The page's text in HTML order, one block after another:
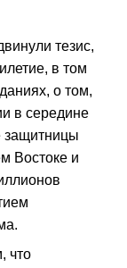
тезис,
в том
о том,
в середине
защитницы
Востоке и
что